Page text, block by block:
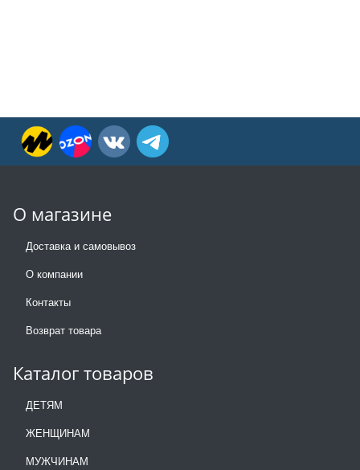
О магазине
Доставка и самовывоз
О компании
Контакты
Возврат товара
Каталог товаров
ДЕТЯМ
ЖЕНЩИНАМ
МУЖЧИНАМ